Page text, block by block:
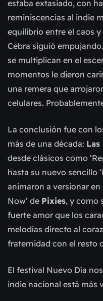
estaba extasiado, con
reminiscencias al indie
equilibrio entre el caos
Cebra siguió
se multiplican en el
momentos le dieron
una remera que
celulares.
La conclusión fue con
más de una década: Las
desde clásicos como
hasta su nuevo sencillo
animaron a versionar
Now’ de Pixies, y como
fuerte amor que los
melodías directo al
fraternidad con el resto
El festival Nuevo Día
indie nacional está más